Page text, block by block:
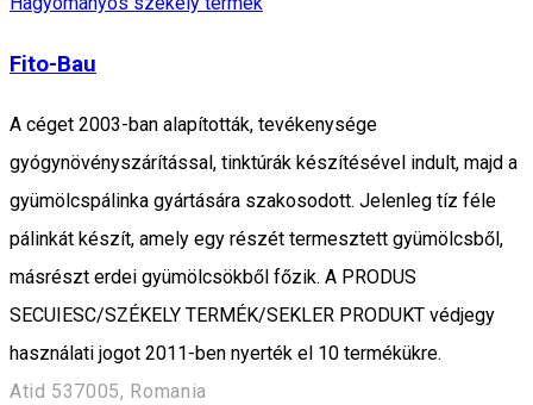
Fito-Bau
A céget 2003-ban alapították, tevékenysége
gyógynövényszárítással, tinktúrák készítésével indult, majd a
gyümölcspálinka gyártására szakosodott. Jelenleg tíz féle
pálinkát készít, amely egy részét termesztett gyümölcsből,
másrészt erdei gyümölcsökből főzik. A PRODUS
SECUIESC/SZÉKELY TERMÉK/SEKLER PRODUKT védjegy
használati jogot 2011-ben nyerték el 10 termékükre.
Atid 537005, Romania